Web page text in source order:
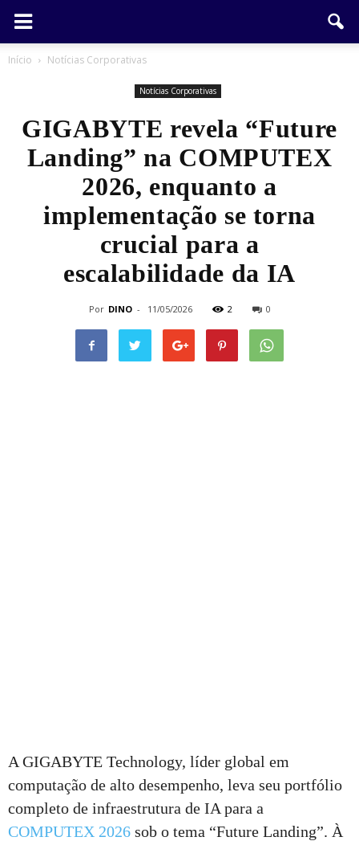
Início Notícias Corporativas
Notícias Corporativas
GIGABYTE revela “Future
Landing” na COMPUTEX
2026, enquanto a
implementação se torna
crucial para a
escalabilidade da IA
Por DINO - 11/05/2026 2 0
A GIGABYTE Technology, líder global em
computação de alto desempenho, leva seu portfólio
completo de infraestrutura de IA para a
COMPUTEX 2026 sob o tema “Future Landing”. À